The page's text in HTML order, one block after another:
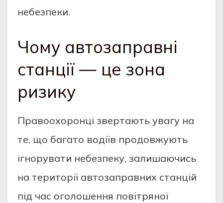
небезпеки.
Чому автозаправні
станції — це зона
ризику
Правоохоронці звертають увагу на
те, що багато водіїв продовжують
ігнорувати небезпеку, залишаючись
на території автозаправних станцій
під час оголошення повітряної